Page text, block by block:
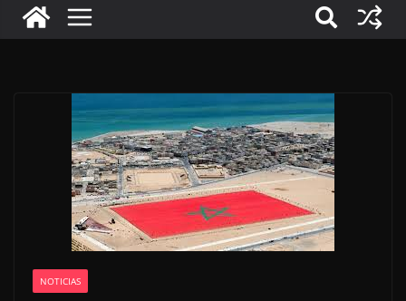
en una economía mundial competitiva (politólogo
marroquí-estadounidense)
NOTICIAS